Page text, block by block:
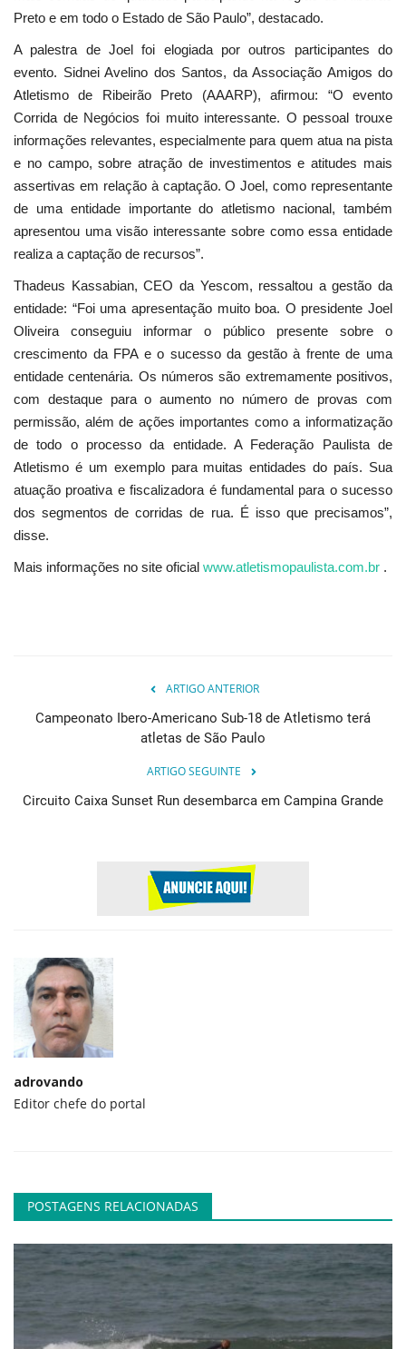
Preto e em todo o Estado de São Paulo”, destacado.
A palestra de Joel foi elogiada por outros participantes do
evento. Sidnei Avelino dos Santos, da Associação Amigos do
Atletismo de Ribeirão Preto (AAARP), afirmou: “O evento
Corrida de Negócios foi muito interessante. O pessoal trouxe
informações relevantes, especialmente para quem atua na pista
e no campo, sobre atração de investimentos e atitudes mais
assertivas em relação à captação. O Joel, como representante
de uma entidade importante do atletismo nacional, também
apresentou uma visão interessante sobre como essa entidade
realiza a captação de recursos”.
Thadeus Kassabian, CEO da Yescom, ressaltou a gestão da
entidade: “Foi uma apresentação muito boa. O presidente Joel
Oliveira conseguiu informar o público presente sobre o
crescimento da FPA e o sucesso da gestão à frente de uma
entidade centenária. Os números são extremamente positivos,
com destaque para o aumento no número de provas com
permissão, além de ações importantes como a informatização
de todo o processo da entidade. A Federação Paulista de
Atletismo é um exemplo para muitas entidades do país. Sua
atuação proativa e fiscalizadora é fundamental para o sucesso
dos segmentos de corridas de rua. É isso que precisamos”,
disse.
Mais informações no site oficial www.atletismopaulista.com.br .
ARTIGO ANTERIOR
Campeonato Ibero-Americano Sub-18 de Atletismo terá
atletas de São Paulo
ARTIGO SEGUINTE
Circuito Caixa Sunset Run desembarca em Campina Grande
adrovando
Editor chefe do portal
POSTAGENS RELACIONADAS